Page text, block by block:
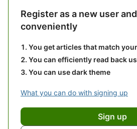
Register as a new user
conveniently
You get articles that match
You can efficiently read back
You can use dark theme
What you can do with signing up
Sign up